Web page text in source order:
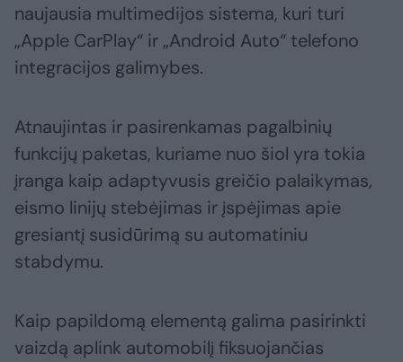
naujausia multimedijos sistema, kuri turi
„Apple CarPlay“ ir „Android Auto“ telefono
integracijos galimybes.
Atnaujintas ir pasirenkamas pagalbinių
funkcijų paketas, kuriame nuo šiol yra tokia
įranga kaip adaptyvusis greičio palaikymas,
eismo linijų stebėjimas ir įspėjimas apie
gresiantį susidūrimą su automatiniu
stabdymu.
Kaip papildomą elementą galima pasirinkti
vaizdą aplink automobilį fiksuojančias